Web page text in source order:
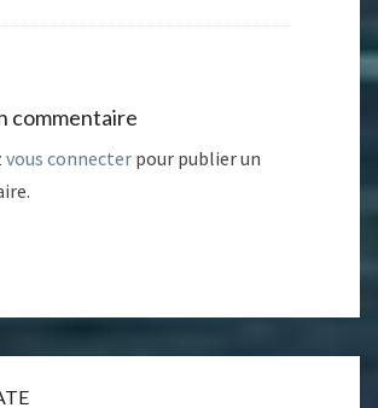
commentaire
vous connecter pour publier un